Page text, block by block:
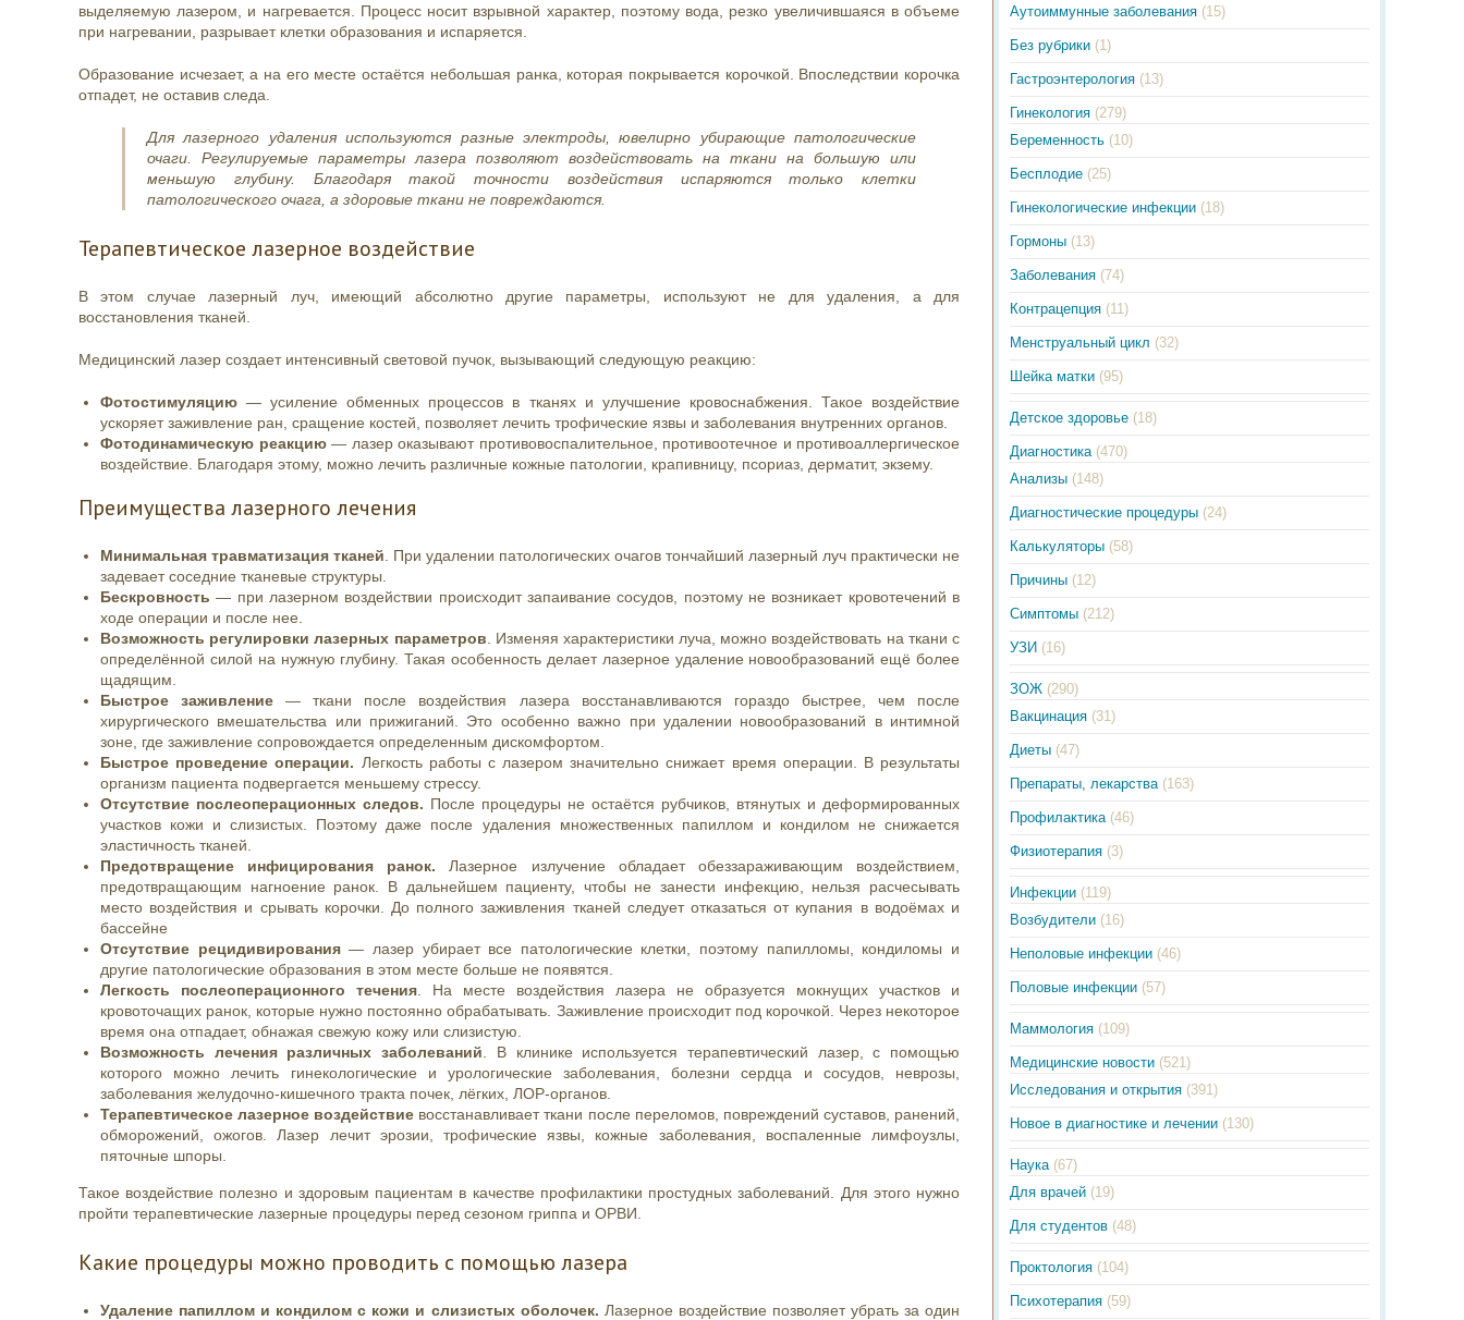
выделяемую лазером, и нагревается. Процесс носит взрывной характер, поэтому вода, резко увеличившаяся в объеме
при нагревании, разрывает клетки образования и испаряется.
Образование исчезает, а на его месте остаётся небольшая ранка, которая покрывается корочкой. Впоследствии корочка
отпадет, не оставив следа.
Для лазерного удаления используются разные электроды, ювелирно убирающие патологические
очаги. Регулируемые параметры лазера позволяют воздействовать на ткани на большую или
меньшую глубину. Благодаря такой точности воздействия испаряются только клетки
патологического очага, а здоровые ткани не повреждаются.
Терапевтическое лазерное воздействие
В этом случае лазерный луч, имеющий абсолютно другие параметры, используют не для удаления, а для
восстановления тканей.
Медицинский лазер создает интенсивный световой пучок, вызывающий следующую реакцию:
Фотостимуляцию — усиление обменных процессов в тканях и улучшение кровоснабжения. Такое воздействие
ускоряет заживление ран, сращение костей, позволяет лечить трофические язвы и заболевания внутренних органов.
Фотодинамическую реакцию— лазер оказывают противовоспалительное, противоотечное и противоаллергическое
воздействие. Благодаря этому, можно лечить различные кожные патологии, крапивницу, псориаз, дерматит, экзему.
Преимущества лазерного лечения
Минимальная травматизация тканей . При удалении патологических очагов тончайший лазерный луч практически не
задевает соседние тканевые структуры.
Бескровность — при лазерном воздействии происходит запаивание сосудов, поэтому не возникает кровотечений в
ходе операции и после нее.
Возможность регулировки лазерных параметров . Изменяя характеристики луча, можно воздействовать на ткани с
определённой силой на нужную глубину. Такая особенность делает лазерное удаление новообразований ещё более
щадящим.
Быстрое заживление — ткани после воздействия лазера восстанавливаются гораздо быстрее, чем после
хирургического вмешательства или прижиганий. Это особенно важно при удалении новообразований в интимной
зоне, где заживление сопровождается определенным дискомфортом.
Быстрое проведение операции. Легкость работы с лазером значительно снижает время операции. В результаты
организм пациента подвергается меньшему стрессу.
Отсутствие послеоперационных следов. После процедуры не остаётся рубчиков, втянутых и деформированных
участков кожи и слизистых. Поэтому даже после удаления множественных папиллом и кондилом не снижается
эластичность тканей.
Предотвращение инфицирования ранок. Лазерное излучение обладает обеззараживающим воздействием,
предотвращающим нагноение ранок. В дальнейшем пациенту, чтобы не занести инфекцию, нельзя расчесывать
место воздействия и срывать корочки. До полного заживления тканей следует отказаться от купания в водоёмах и
бассейне
Отсутствие рецидивирования— лазер убирает все патологические клетки, поэтому папилломы, кондиломы и
другие патологические образования в этом месте больше не появятся.
Легкость послеоперационного течения . На месте воздействия лазера не образуется мокнущих участков и
кровоточащих ранок, которые нужно постоянно обрабатывать. Заживление происходит под корочкой. Через некоторое
время она отпадает, обнажая свежую кожу или слизистую.
Возможность лечения различных заболеваний . В клинике используется терапевтический лазер, с помощью
которого можно лечить гинекологические и урологические заболевания, болезни сердца и сосудов, неврозы,
заболевания желудочно-кишечного тракта почек, лёгких, ЛОР-органов.
Терапевтическое лазерное воздействие восстанавливает ткани после переломов, повреждений суставов, ранений,
обморожений, ожогов. Лазер лечит эрозии, трофические язвы, кожные заболевания, воспаленные лимфоузлы,
пяточные шпоры.
Такое воздействие полезно и здоровым пациентам в качестве профилактики простудных заболеваний. Для этого нужно
пройти терапевтические лазерные процедуры перед сезоном гриппа и ОРВИ.
Какие процедуры можно проводить с помощью лазера
Удаление папиллом и кондилом с кожи и слизистых оболочек. Лазерное воздействие позволяет убрать за один
Аутоиммунные заболевания (15)
Без рубрики (1)
Гастроэнтерология (13)
Гинекология (279)
Беременность (10)
Бесплодие (25)
Гинекологические инфекции (18)
Гормоны (13)
Заболевания (74)
Контрацепция (11)
Менструальный цикл (32)
Шейка матки (95)
Детское здоровье (18)
Диагностика (470)
Анализы (148)
Диагностические процедуры (24)
Калькуляторы (58)
Причины (12)
Симптомы (212)
УЗИ (16)
ЗОЖ (290)
Вакцинация (31)
Диеты (47)
Препараты, лекарства (163)
Профилактика (46)
Физиотерапия (3)
Инфекции (119)
Возбудители (16)
Неполовые инфекции (46)
Половые инфекции (57)
Маммология (109)
Медицинские новости (521)
Исследования и открытия (391)
Новое в диагностике и лечении (130)
Наука (67)
Для врачей (19)
Для студентов (48)
Проктология (104)
Психотерапия (59)